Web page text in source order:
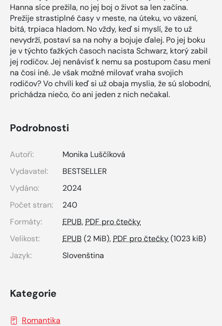
Hanna síce prežila, no jej boj o život sa len začína.
Prežije strastiplné časy v meste, na úteku, vo väzení,
bitá, trpiaca hladom. No vždy, keď si myslí, že to už
nevydrží, postaví sa na nohy a bojuje ďalej. Po jej boku
je v týchto ťažkých časoch nacista Schwarz, ktorý zabil
jej rodičov. Jej nenávisť k nemu sa postupom času mení
na čosi iné. Je však možné milovať vraha svojich
rodičov? Vo chvíli keď si už obaja myslia, že sú slobodní,
prichádza niečo, čo ani jeden z nich nečakal.
Podrobnosti
Autoři:
Monika Luščíková
Vydavatel:
BESTSELLER
Vydáno:
2024
Počet stran:
240
Formáty:
EPUB, PDF pro čtečky
Velikost:
EPUB (2 MiB), PDF pro čtečky(1023 kiB)
Jazyk:
Slovenština
Kategorie
Romantika